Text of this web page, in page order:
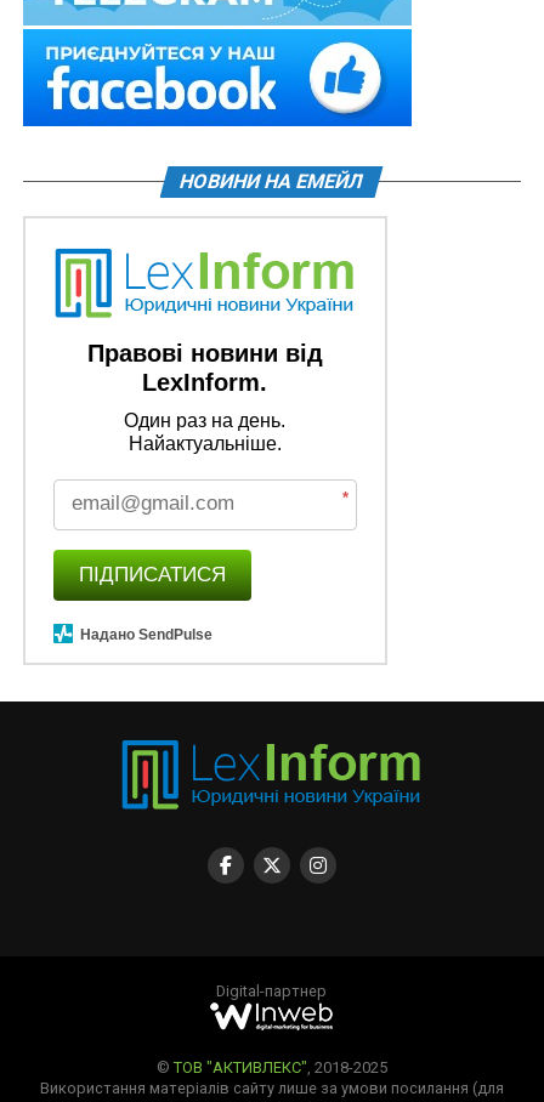
НОВИНИ НА ЕМЕЙЛ
Правові новини від
LexInform.
Один раз на день.
Найактуальніше.
*
ПІДПИСАТИСЯ
Надано SendPulse
Digital-партнер
© ТОВ "АКТИВЛЕКС" , 2018-2025
Використання матеріалів сайту лише за умови посилання (для